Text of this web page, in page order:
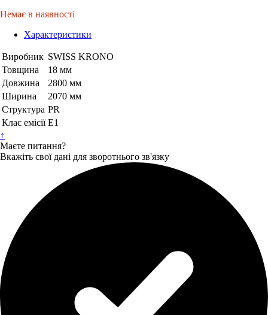
Немає в наявності
Характеристики
Виробник SWISS KRONO
Товщина
18 мм
Довжина
2800 мм
Ширина
2070 мм
Структура PR
Клас емісії Е1
↑
Маєте питання?
Вкажіть свої дані для зворотнього зв'язку